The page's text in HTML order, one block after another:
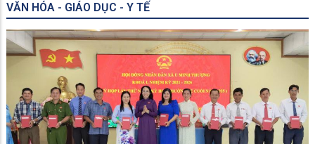
VĂN HÓA - GIÁO DỤC - Y TẾ